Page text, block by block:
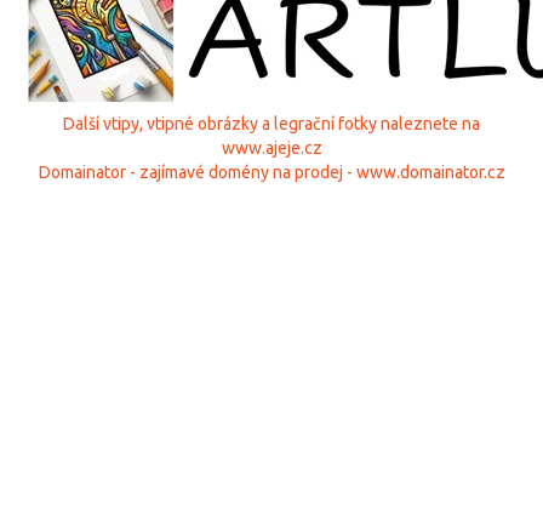
Další vtipy, vtipné obrázky a legrační fotky naleznete na
www.ajeje.cz
Domainator - zajímavé domény na prodej - www.domainator.cz